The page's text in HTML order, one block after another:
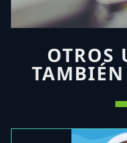
OTROS